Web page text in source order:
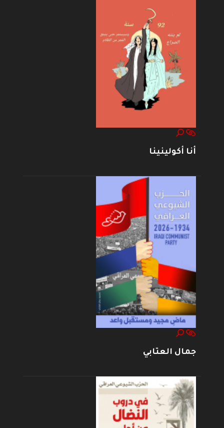
أنا أكولينينا
جمال العتابي